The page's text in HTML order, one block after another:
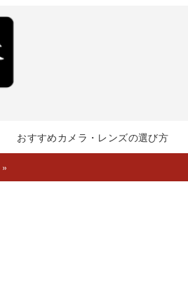
おすすめカメラ・レンズの選び方
»